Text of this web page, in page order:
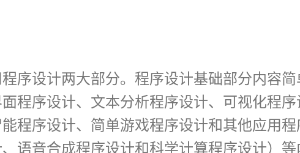
序设计两大部分。程序设计基础部分内容简
程序设计、文本分析程序设计、可视化程
程序设计、简单游戏程序设计和其他应用
语音合成程序设计和科学计算程序设计）等